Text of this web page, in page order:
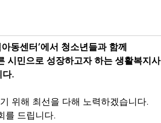
동센터’에서 청소년들과 함께
시민으로 성장하고자 하는 생활복지사
다.
위해 최선을 다해 노력하겠습니다.
를 드립니다.